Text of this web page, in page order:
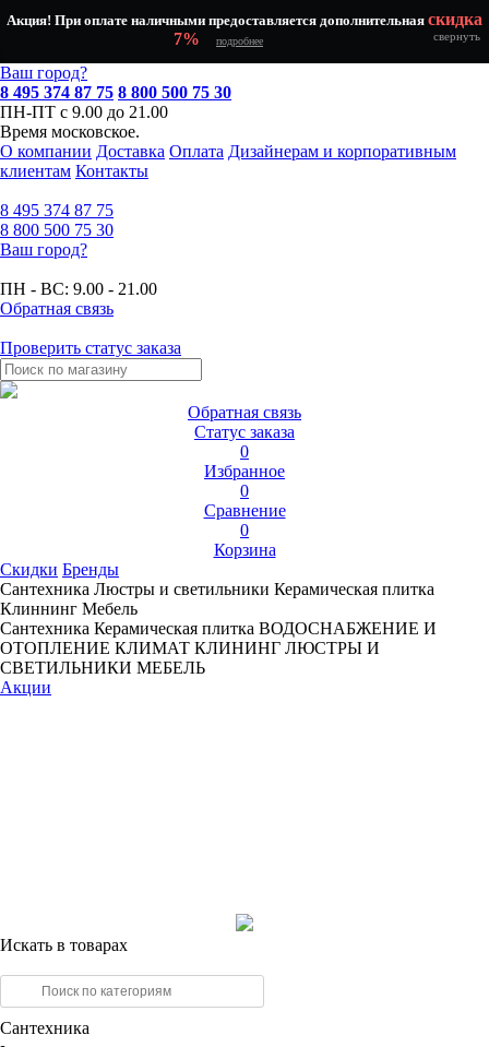
Акция! При оплате наличными предоставляется дополнительная скидка
7%
подробнее свернуть
Ваш город?
8 495 374 87 75 8 800 500 75 30
ПН-ПТ с 9.00 до 21.00
Время московское.
О компании Доставка Оплата Дизайнерам и корпоративным
клиентам Контакты
8 495 374 87 75
8 800 500 75 30
Ваш город?
ПН - ВС: 9.00 - 21.00
Обратная связь
Проверить статус заказа
Обратная связь
Статус заказа
0
Избранное
0
Сравнение
0
Корзина
Скидки Бренды
Сантехника Люстры и светильники Керамическая плитка
Клиннинг Мебель
Сантехника Керамическая плитка ВОДОСНАБЖЕНИЕ И
ОТОПЛЕНИЕ КЛИМАТ КЛИНИНГ ЛЮСТРЫ И
СВЕТИЛЬНИКИ МЕБЕЛЬ
Акции
Искать в товарах
Сантехника